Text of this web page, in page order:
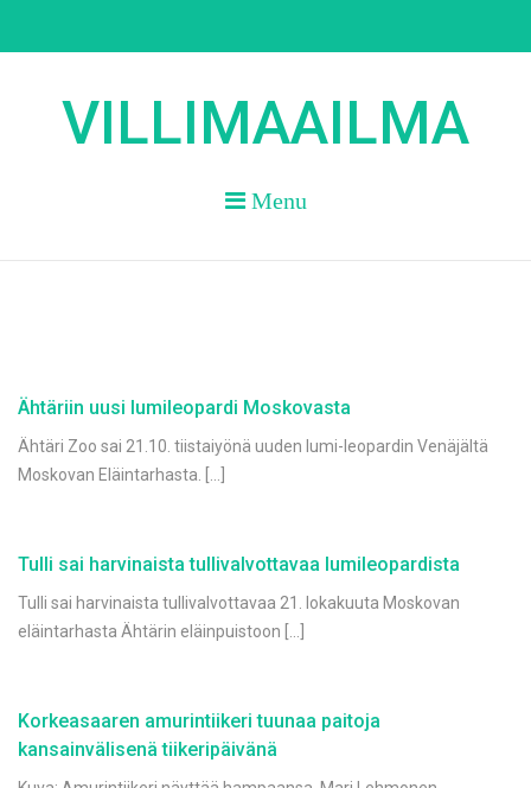
VILLIMAAILMA
Menu
Ähtäriin uusi lumileopardi Moskovasta
Ähtäri Zoo sai 21.10. tiistaiyönä uuden lumi-leopardin Venäjältä
Moskovan Eläintarhasta. […]
Tulli sai harvinaista tullivalvottavaa lumileopardista
Tulli sai harvinaista tullivalvottavaa 21. lokakuuta Moskovan
eläintarhasta Ähtärin eläinpuistoon […]
Korkeasaaren amurintiikeri tuunaa paitoja
kansainvälisenä tiikeripäivänä